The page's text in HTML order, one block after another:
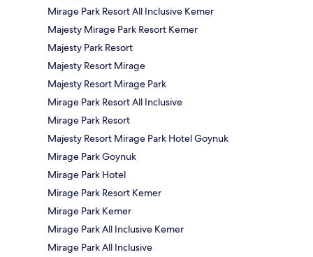
Mirage Park Resort All Inclusive Kemer
Majesty Mirage Park Resort Kemer
Majesty Park Resort
Majesty Resort Mirage
Majesty Resort Mirage Park
Mirage Park Resort All Inclusive
Mirage Park Resort
Majesty Resort Mirage Park Hotel Goynuk
Mirage Park Goynuk
Mirage Park Hotel
Mirage Park Resort Kemer
Mirage Park Kemer
Mirage Park All Inclusive Kemer
Mirage Park All Inclusive